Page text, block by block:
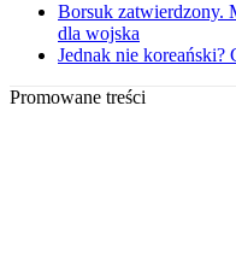
Borsuk zatwierdzony.
dla wojska
Jednak nie koreański?
Promowane treści